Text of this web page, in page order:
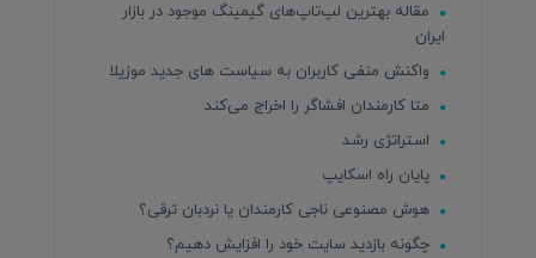
مقاله بهترین لپ‌تاپ‌های گیمینگ موجود در بازار
ایران
واکنش منفی کاربران به سیاست های جدید موزیلا
متا کارمندان افشاگر را اخراج می‌کند
استراتژی رشد
پایان راه اسکایپ
هوش مصنوعی ناجی کارمندان یا نردبان ترقی؟
چگونه بازدید سایت خود را افزایش دهیم؟